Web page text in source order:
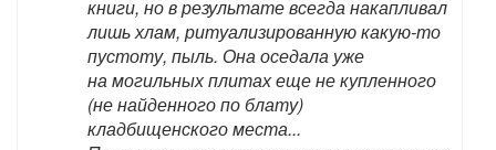
книги, но в результате всегда накапливал
лишь хлам, ритуализированную какую-то
пустоту, пыль. Она оседала уже
на могильных плитах еще не купленного
(не найденного по блату)
кладбищенского места...